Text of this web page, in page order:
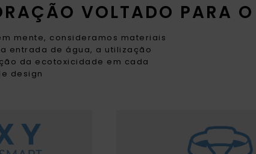
VOLTADO PARA O
mente, consideramos materiais
entrada de água, a utilização
da ecotoxicidade em cada
design